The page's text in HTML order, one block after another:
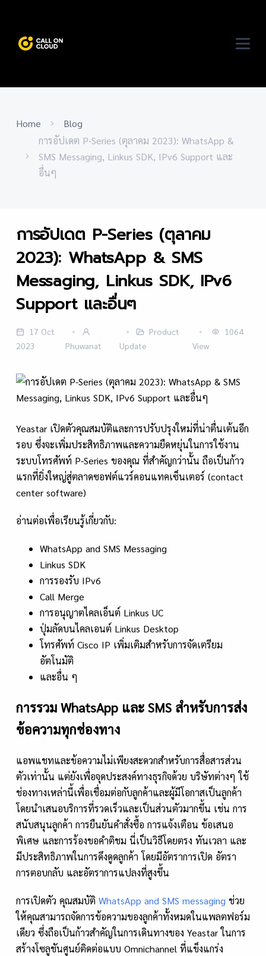
Home
Blog
การอัปเดต P-Series (ตุลาคม 2023): WhatsApp &
SMS Messaging, Linkus SDK, IPv6 Support และ
อื่นๆ
การอัปเดต P-Series (ตุลาคม
2023): WhatsApp & SMS
Messaging, Linkus SDK, IPv6
Support และอื่นๆ
17 Oct
2023
Phuwanat
Product
Update
1064
View
Yeastar เปิดตัวคุณสมบัติและการปรับปรุงใหม่ที่น่าตื่นเต้นอีก
รอบ ซึ่งจะเพิ่มประสิทธิภาพและความยืดหยุ่นในการใช้งาน
ระบบโทรศัพท์ P-Series ของคุณ ที่สำคัญกว่านั้น ถือเป็นก้าว
แรกที่ยิ่งใหญ่สู่ตลาดซอฟต์แวร์คอนแทคเซ็นเตอร์ (contact
center software)
อ่านต่อเพื่อเรียนรู้เกี่ยวกับ:
WhatsApp and SMS Messaging
Linkus SDK
การรองรับ IPv6
Call Merge
การอนุญาตไคลเอ็นต์ Linkus UC
ปุ่มลัดบนไคลเอนต์ Linkus Desktop
โทรศัพท์ Cisco IP เพิ่มเติมสำหรับการจัดเตรียม
อัตโนมัติ
และอื่น ๆ
การรวม WhatsApp และ SMS สำหรับการส่ง
ข้อความทุกช่องทาง
แอพแชทและข้อความไม่เพียงสะดวกสำหรับการสื่อสารส่วน
ตัวเท่านั้น แต่ยังเพื่อจุดประสงค์ทางธุรกิจด้วย บริษัทต่างๆ ใช้
ช่องทางเหล่านี้เพื่อเชื่อมต่อกับลูกค้าและผู้มีโอกาสเป็นลูกค้า
โดยนำเสนอบริการที่รวดเร็วและเป็นส่วนตัวมากขึ้น เช่น การ
สนับสนุนลูกค้า การยืนยันคำสั่งซื้อ การแจ้งเตือน ข้อเสนอ
พิเศษ และการร้องขอคำติชม นี่เป็นวิธีโดยตรง ทันเวลา และ
มีประสิทธิภาพในการดึงดูดลูกค้า โดยมีอัตราการเปิด อัตรา
การตอบกลับ และอัตราการแปลงที่สูงขึ้น
การเปิดตัว คุณสมบัติ WhatsApp and SMS messaging ช่วย
ให้คุณสามารถจัดการข้อความของลูกค้าทั้งหมดในแพลตฟอร์ม
เดียว ซึ่งถือเป็นก้าวสำคัญในการเดินทางของ Yeastar ในการ
สร้างโซลูชันศูนย์ติดต่อแบบ Omnichannel ที่แข็งแกร่ง